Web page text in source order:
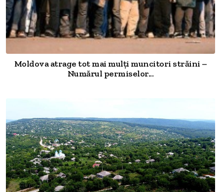
Moldova atrage tot mai mulți muncitori străini –
Numărul permiselor...